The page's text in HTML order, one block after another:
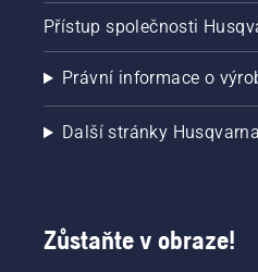
Přístup společnosti
Právní informace o
Další stránky Husqvarna
Zůstaňte v obraze!